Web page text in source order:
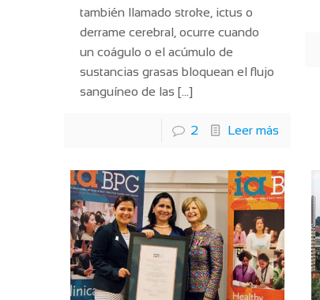
también llamado stroke, ictus o
derrame cerebral, ocurre cuando
un coágulo o el acúmulo de
sustancias grasas bloquean el flujo
sanguíneo de las […]
2 Leer más